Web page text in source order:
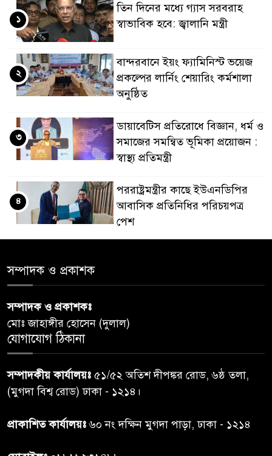
তিন দিনের মধ্যে গ্যাস সরবরাহ
স্বাভাবিক হবে: জ্বালানি মন্ত্রী
১
বান্দরবানে ইয়ং ফ্যামিনিস্ট ভয়েজ
প্রকল্পের লার্নিং শেয়ারিং কর্মশালা
অনুষ্ঠিত
২
ডায়াবেটিস প্রতিরোধে বিজ্ঞান, ধর্ম ও
সমাজের সমন্বিত ভূমিকা প্রয়োজন :
স্বাস্থ্য প্রতিমন্ত্রী
৩
পররাষ্ট্রমন্ত্রীর কা‌ছে ইউএনডিপির
আবাসিক প্রতিনিধির পরিচয়পত্র
পেশ
৪
৫
ঝড়বৃষ্টির পূর্বাভাস
৬
অনুশ্রীর, মিলল হারমোনিয়াম
উপহার
৭
২০ আগস্ট রাষ্ট্রপতি নির্বাচন,
সম্পাদক ও প্রকাশক
সম্পাদক ও প্রকাশকঃ
মোঃ জাহাঙ্গীর হোসেন (দুলাল)
যোগাযোগ ঠিকানা
সম্পাদকীয় কার্যালয়ঃ ৫১/৫২ অতিশ দীপঙ্কর রোড, ৬ষ্ঠ তলা,
(মুগদা বিশ্ব রোড) ঢাকা - ১২১৪।
প্রাকাশিত কার্যালয়ঃ৬০ নং দক্ষিন মুগদা পাড়া, ঢাকা - ১২১৪